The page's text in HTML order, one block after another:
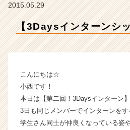
ン
ィ
タ
イ
ム
2015.05.29
【3Daysインターンシッ
こんにちは☆
小西です！
本日は【第二回！3Daysインターン
3日も同じメンバーでインターンを
学生さん同士が仲良くなっている姿